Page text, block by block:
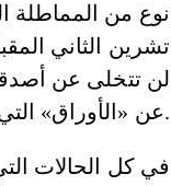
نوع من المماطلة
تشرين الثاني
لن تتخلى عن
عن «الأوراق» التي هي في القبضة الآن.
في كل الحالات